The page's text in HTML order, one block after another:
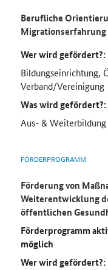
Berufliche
Migrationserfahrung
Wer wird gefördert?:
Bildungseinrichtung,
Verband/Vereinigung
Was wird gefördert?:
Aus- & Weiterbildung
FÖRDERPROGRAMM
Förderung von
Weiterentwicklung
öffentlichen
Förderprogramm
möglich
Wer wird gefördert?: